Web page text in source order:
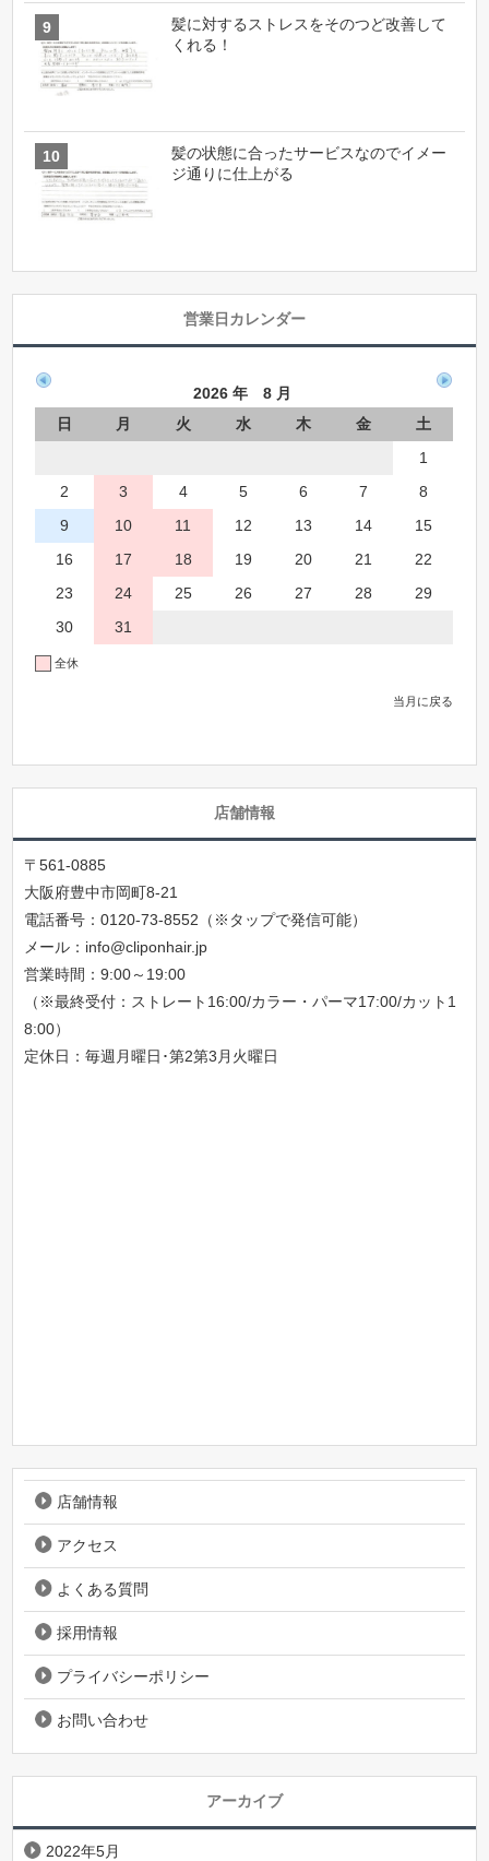
髪に対するストレスをそのつど改善して
くれる！
髪の状態に合ったサービスなのでイメー
ジ通りに仕上がる
営業日カレンダー
2026 年 8 月
日
月 火 水 木 金
土
1
2
3 4 5 6 7
8
9
10 11 12 13 14
15
16
17 18 19 20 21
22
23
24 25 26 27 28
29
30
31
全休
当月に戻る
店舗情報
〒561-0885
大阪府豊中市岡町8-21
電話番号：0120-73-8552（※タップで発信可能）
メール： info@cliponhair.jp
営業時間：9:00～19:00
（※最終受付：ストレート16:00/カラー・パーマ17:00/カット1
8:00）
定休日：毎週月曜日･第2第3月火曜日
店舗情報
アクセス
よくある質問
採用情報
プライバシーポリシー
お問い合わせ
アーカイブ
2022年5月